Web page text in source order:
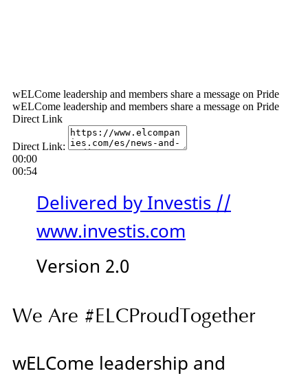
wELCome leadership and members share a message on Pride
wELCome leadership and members share a message on Pride
Direct Link
Direct Link:
00:00
00:54
Delivered by Investis //
www.investis.com
Version 2.0
We Are #ELCProudTogether
wELCome leadership and